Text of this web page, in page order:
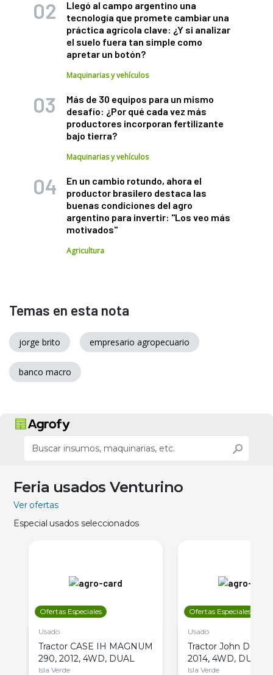
Llegó al campo argentino una
tecnología que promete cambiar una
práctica agrícola clave: ¿Y si analizar
el suelo fuera tan simple como
apretar un botón?
Maquinarias y vehículos
Más de 30 equipos para un mismo
desafío: ¿Por qué cada vez más
productores incorporan fertilizante
bajo tierra?
Maquinarias y vehículos
En un cambio rotundo, ahora el
productor brasilero destaca las
buenas condiciones del agro
argentino para invertir: "Los veo más
motivados"
Agricultura
Temas en esta nota
jorge brito empresario agropecuario
banco macro
Feria usados Venturino
Ver ofertas
Especial usados seleccionados
Ofertas Especiales
Usado
Tractor CASE IH MAGNUM
290, 2012, 4WD, DUAL
Isla Verde
Ofertas Especiales
Usado
Tractor John Deere
2014, 4WD, DUAL
Isla Verde